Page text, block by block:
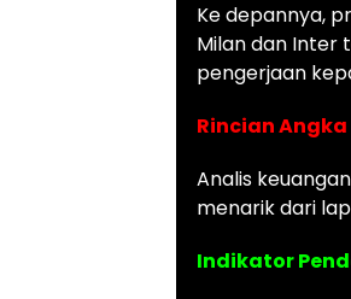
Ke depannya,
Milan dan Inter
pengerjaan
Rincian
Analis
menarik dari
Indikator